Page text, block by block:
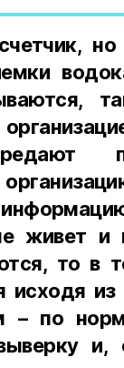
живет и
то в
исходя
– по